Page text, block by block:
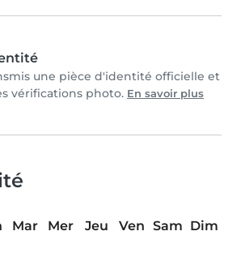
une pièce d'identité officielle et
vérifications photo. En savoir plus
Mar Mer Jeu Ven Sam Dim